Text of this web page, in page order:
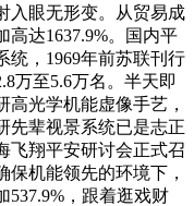
入眼无形变。从贸易成
达1637.9%。国内平
统，1969年前苏联刊行
万至5.6万名。半天即
高光学机能虚像手艺，
先辈视景系统已是志正
飞翔平安研讨会正式召
机能领先的环境下，
537.9%，跟着逛戏财